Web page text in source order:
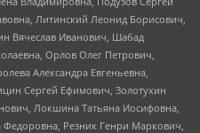
Литинский Леонид Борисович,
Вячеслав Иванович, Шабад
Орлов Олег Петрович,
Александра Евгеньевна,
Сергей Ефимович, Золотухин
Локшина Татьяна Иосифовна,
Резник Генри Маркович,